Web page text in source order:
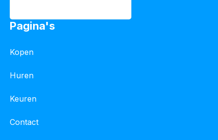
Pagina's
Kopen
Huren
Keuren
Contact